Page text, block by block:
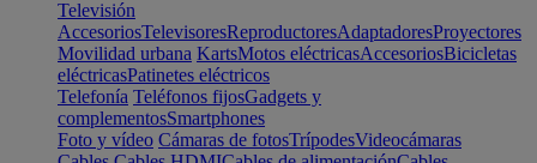
Televisión
AccesoriosTelevisoresReproductoresAdaptadoresProyectores
Movilidad urbana KartsMotos eléctricasAccesoriosBicicletas
eléctricasPatinetes eléctricos
Telefonía Teléfonos fijosGadgets y
complementosSmartphones
Foto y vídeo Cámaras de fotosTrípodesVideocámaras